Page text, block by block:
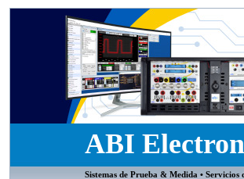
ABI
Sistemas de Prueba & Medida •